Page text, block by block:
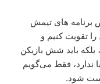
برنامه های تیمش
تقویت کنیم و
بلکه باید شش بازیکن
ندارد، فقط می‌گویم
شود.